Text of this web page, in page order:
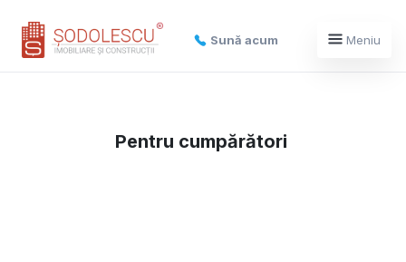
Sună acum Meniu
Pentru cumpărători